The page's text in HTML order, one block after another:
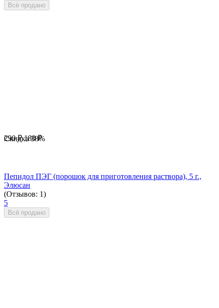
Всё продано
Скидка38%
290 ₽ 180 ₽
Пепидол ПЭГ (порошок для приготовления раствора), 5 г.,
Элюсан
(Отзывов: 1)
5
Всё продано